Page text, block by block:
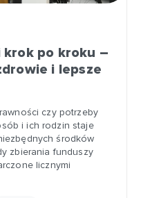
po kroku –
i lepsze
czy potrzeby
i ich rodzin staje
środków
zbierania funduszy
licznymi